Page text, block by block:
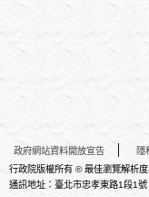
政府網站資料開放宣告
隱
行政院版權所有 © 最佳瀏覽解析
通訊地址：臺北市忠孝東路